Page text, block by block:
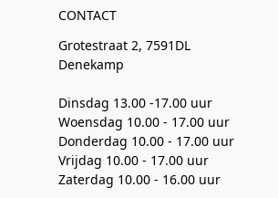
CONTACT
Grotestraat 2, 7591DL
Denekamp
Dinsdag 13.00 -17.00 uur
Woensdag 10.00 - 17.00 uur
Donderdag 10.00 - 17.00 uur
Vrijdag 10.00 - 17.00 uur
Zaterdag 10.00 - 16.00 uur